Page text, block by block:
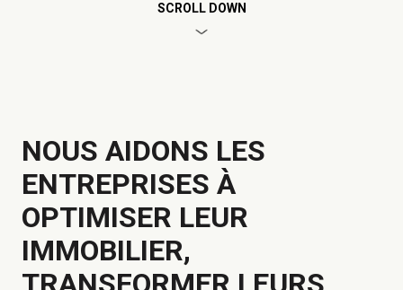
SCROLL DOWN
NOUS AIDONS LES
ENTREPRISES À
OPTIMISER LEUR
IMMOBILIER,